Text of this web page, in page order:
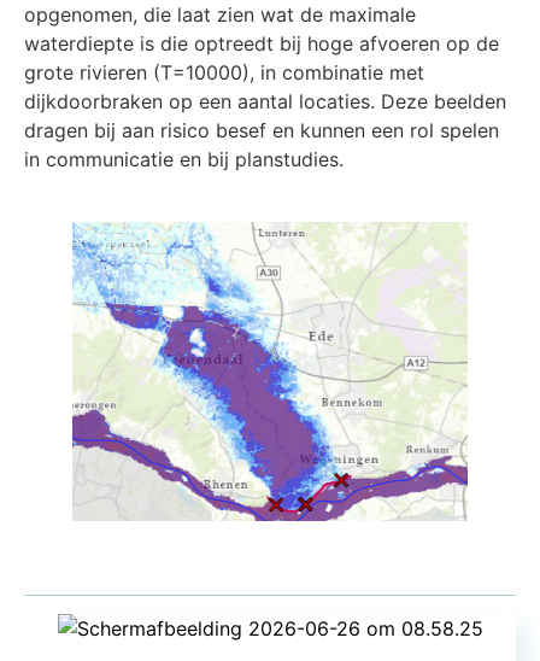
opgenomen, die laat zien wat de maximale
waterdiepte is die optreedt bij hoge afvoeren op de
grote rivieren (T=10000), in combinatie met
dijkdoorbraken op een aantal locaties. Deze beelden
dragen bij aan risico besef en kunnen een rol spelen
in communicatie en bij planstudies.